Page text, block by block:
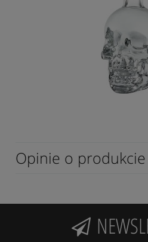
Opinie o produkcie